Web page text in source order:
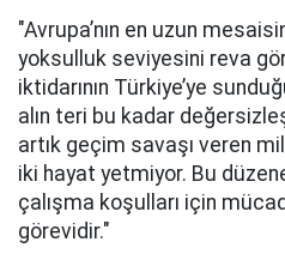
"Avrupa’nın en uzun
yoksulluk seviyesini reva
iktidarının Türkiye’ye
alın teri bu kadar
artık geçim savaşı veren
iki hayat yetmiyor. Bu
çalışma koşulları için
görevidir."